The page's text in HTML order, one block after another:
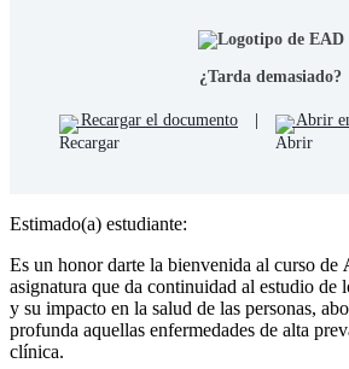
¿Tarda demasiado?
Recargar el documento Abrir
Estimado(a) estudiante:
Es un honor darte la bienvenida al curso de
asignatura que da continuidad al estudio de
y su impacto en la salud de las personas,
profunda aquellas enfermedades de alta
clínica.